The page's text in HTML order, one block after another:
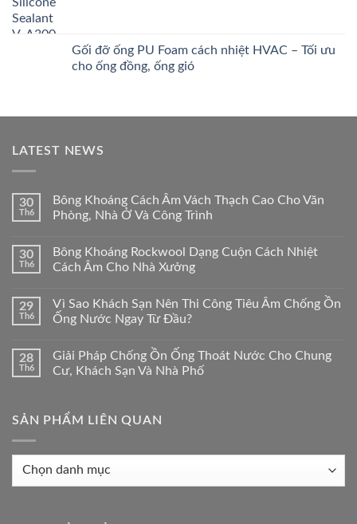
Gối đỡ ống PU Foam cách nhiệt HVAC – Tối ưu
cho ống đồng, ống gió
LATEST NEWS
30
Th6
Bông Khoáng Cách Âm Vách Thạch Cao Cho Văn
Phòng, Nhà Ở Và Công Trình
30
Th6
Bông Khoáng Rockwool Dạng Cuộn Cách Nhiệt
Cách Âm Cho Nhà Xưởng
29
Th6
Vì Sao Khách Sạn Nên Thi Công Tiêu Âm Chống Ồn
Ống Nước Ngay Từ Đầu?
28
Th6
Giải Pháp Chống Ồn Ống Thoát Nước Cho Chung
Cư, Khách Sạn Và Nhà Phố
SẢN PHẨM LIÊN QUAN
Sản